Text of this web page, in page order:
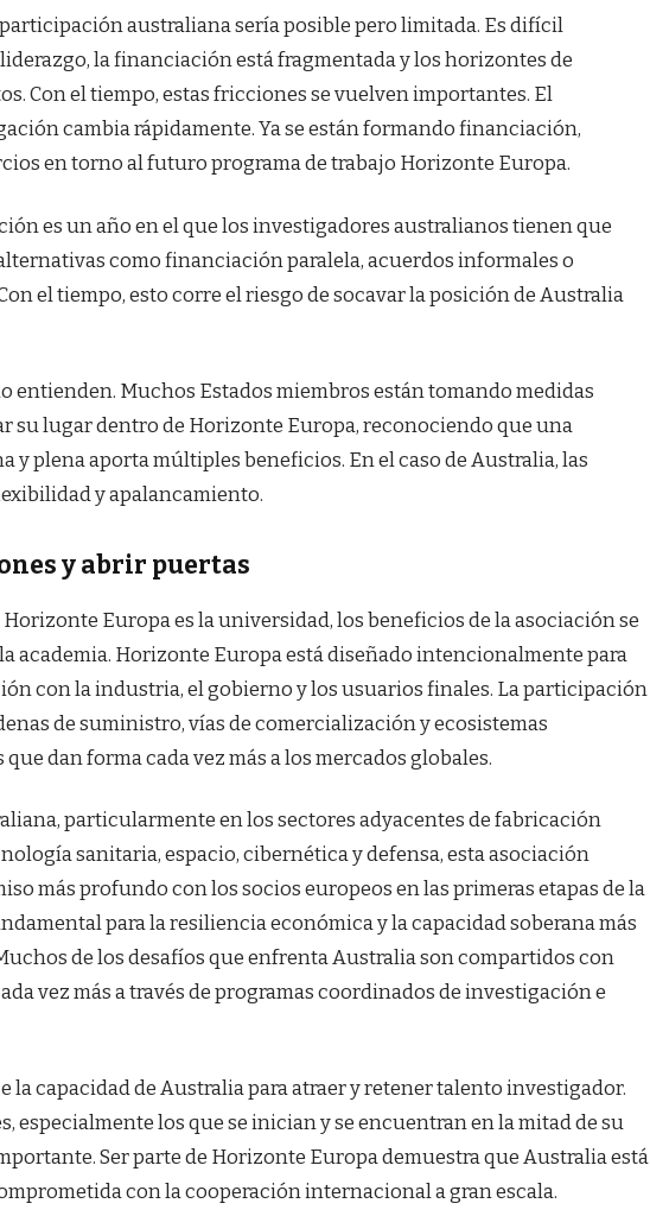
australiana sería posible pero limitada. Es difícil
la financiación está fragmentada y los horizontes de
Con el tiempo, estas fricciones se vuelven importantes. El
cambia rápidamente. Ya se están formando financiación,
en torno al futuro programa de trabajo Horizonte Europa.
es un año en el que los investigadores australianos tienen que
como financiación paralela, acuerdos informales o
el tiempo, esto corre el riesgo de socavar la posición de Australia
entienden. Muchos Estados miembros están tomando medidas
su lugar dentro de Horizonte Europa, reconociendo que una
y plena aporta múltiples beneficios. En el caso de Australia, las
y apalancamiento.
y abrir puertas
Europa es la universidad, los beneficios de la asociación se
academia. Horizonte Europa está diseñado intencionalmente para
con la industria, el gobierno y los usuarios finales. La participación
de suministro, vías de comercialización y ecosistemas
dan forma cada vez más a los mercados globales.
particularmente en los sectores adyacentes de fabricación
sanitaria, espacio, cibernética y defensa, esta asociación
más profundo con los socios europeos en las primeras etapas de la
para la resiliencia económica y la capacidad soberana más
de los desafíos que enfrenta Australia son compartidos con
vez más a través de programas coordinados de investigación e
la capacidad de Australia para atraer y retener talento investigador.
especialmente los que se inician y se encuentran en la mitad de su
Ser parte de Horizonte Europa demuestra que Australia está
con la cooperación internacional a gran escala.